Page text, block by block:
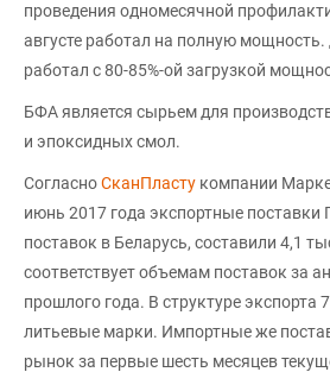
проведения одномесячной
августе работал на полную
работал с 80-85%-ой загрузкой
БФА является сырьем для
и эпоксидных смол.
СогласноСканПласту компании
июнь 2017 года экспортные поставки
поставок в Беларусь, составили 4,1
соответствует объемам поставок за
прошлого года. В структуре экспорта
литьевые марки. Импортные же
рынок за первые шесть месяцев